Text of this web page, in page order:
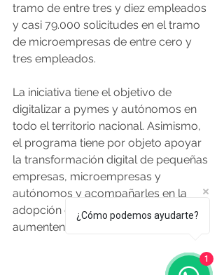
tramo de entre tres y diez empleados
y casi 79.000 solicitudes en el tramo
de microempresas de entre cero y
tres empleados.
La iniciativa tiene el objetivo de
digitalizar a pymes y autónomos en
todo el territorio nacional. Asimismo,
el programa tiene por objeto apoyar
la transformación digital de pequeñas
empresas, microempresas y
autónomos y acompañarles en la
adopción de soluciones digitales que
aumenten su nivel de madurez digital.
¿Cómo podemos ayudarte?
1